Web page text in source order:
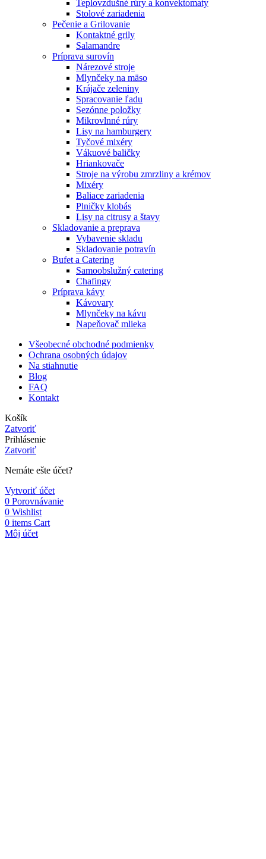
Teplovzdušné rúry a konvektomaty
Stolové zariadenia
Pečenie a Grilovanie
Kontaktné grily
Salamandre
Príprava surovín
Nárezové stroje
Mlynčeky na mäso
Krájače zeleniny
Spracovanie ľadu
Sezónne položky
Mikrovlnné rúry
Lisy na hamburgery
Tyčové mixéry
Vákuové baličky
Hriankovače
Stroje na výrobu zmrzliny a krémov
Mixéry
Baliace zariadenia
Plničky klobás
Lisy na citrusy a štavy
Skladovanie a preprava
Vybavenie skladu
Skladovanie potravín
Bufet a Catering
Samoobslužný catering
Chafingy
Príprava kávy
Kávovary
Mlynčeky na kávu
Napeňovač mlieka
Všeobecné obchodné podmienky
Ochrana osobných údajov
Na stiahnutie
Blog
FAQ
Kontakt
Košík
Zatvoriť
Prihlásenie
Zatvoriť
Nemáte ešte účet?
Vytvoriť účet
0 Porovnávanie
0 Wishlist
0 items Cart
Môj účet